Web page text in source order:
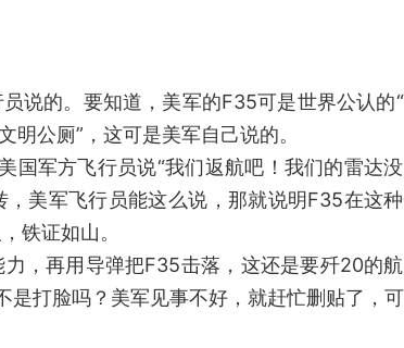
说的。要知道，美军的F35可是世界公认的
公厕”，这可是美军自己说的。
国军方飞行员说“我们返航吧！我们的雷达
美军飞行员能这么说，那就说明F35在这
铁证如山。
，再用导弹把F35击落，这还是要歼20的
是打脸吗？美军见事不好，就赶忙删贴了，